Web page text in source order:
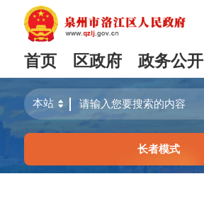
首页 区政府 政务公开
长者模式